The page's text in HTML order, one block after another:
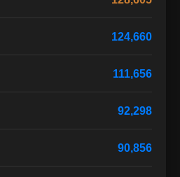
124,660
111,656
92,298
90,856